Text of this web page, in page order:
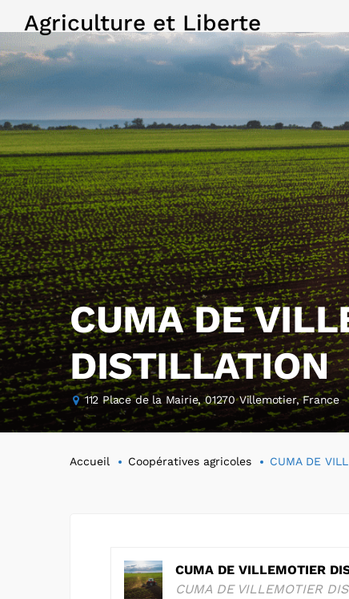
Agriculture et Liberte
CUMA DE
DISTILLATION
112 Place de la Mairie, 01270 Villemotier, France
Accueil Coopératives agricoles CUMA DE
CUMA DE VILLEMOTIER
CUMA DE VILLEMOTIER